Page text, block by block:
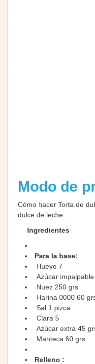
Modo de
Cómo hacer Torta de
dulce de leche.
Ingredientes
Para la base:
Huevo 7
Azúcar
Nuez 250 grs
Harina 0000 60
Sal 1 pizca
Clara 5
Azúcar extra 45
Manteca 60 grs
Relleno :